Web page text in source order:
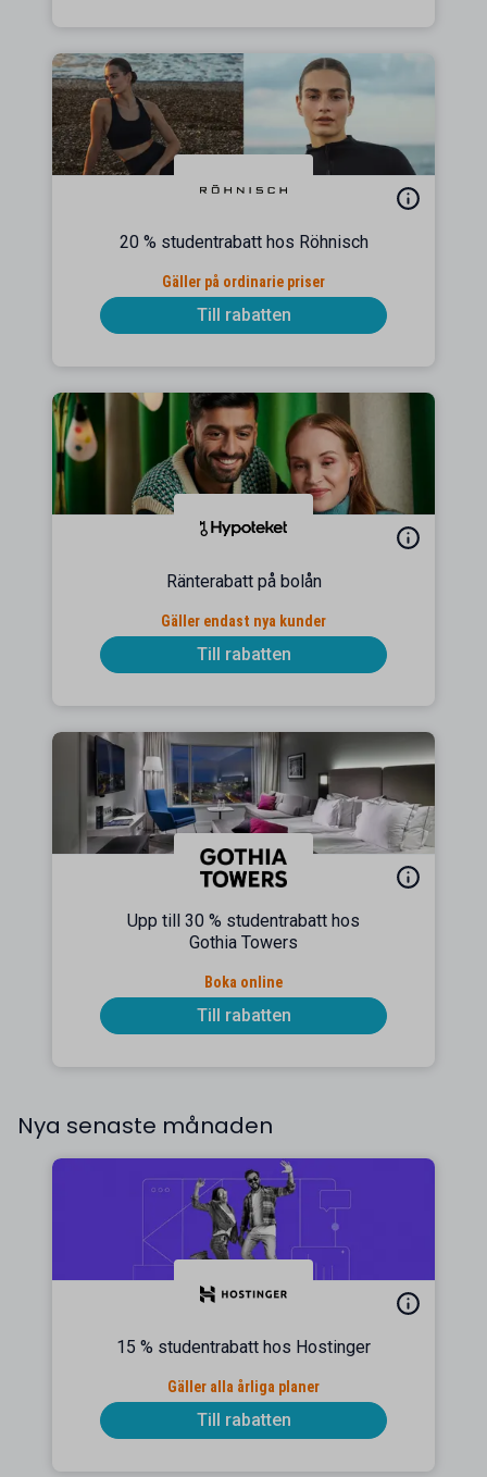
20 % studentrabatt hos Röhnisch
Gäller på ordinarie priser
Till rabatten
Ränterabatt på bolån
Gäller endast nya kunder
Till rabatten
Upp till 30 % studentrabatt hos
Gothia Towers
Boka online
Till rabatten
Nya senaste månaden
15 % studentrabatt hos Hostinger
Gäller alla årliga planer
Till rabatten